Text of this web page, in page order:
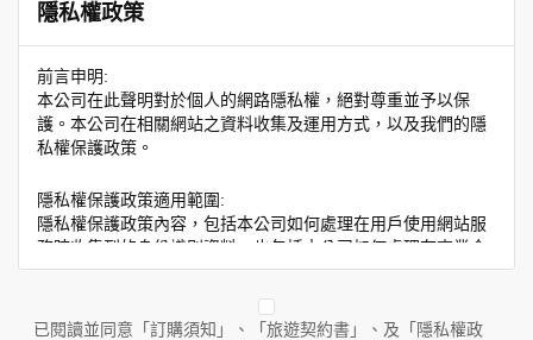
隱私權政策
前言申明:
本公司在此聲明對於個人的網路隱私權，絕對尊重並予以保
護。本公司在相關網站之資料收集及運用方式，以及我們的隱
私權保護政策。
隱私權保護政策適用範圍:
隱私權保護政策內容，包括本公司如何處理在用戶使用網站服
務時收集到的身份識別資料，也包括本公司如何處理在商業合
作與本公司合作時分享的任何身份識別資料。隱私權保護政策
人員。例如您透過本公司旗下網站上的廣告廠商連結，這些置
已閱讀並同意「訂購須知」、「旅遊契約書」、及「隱私權政